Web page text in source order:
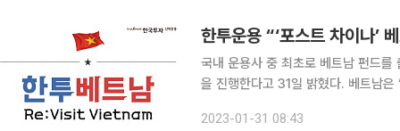
한투운용 “‘포스트 차이나’
국내 운용사 중 최초로 베트남 펀드
을 진행한다고 31일 밝혔다. 베트남은 ‘포스트 차이나(중국을 대체하는 새로운 글로벌 생산기지)’로
다. 지난해 경제성장률은 8%(베트남
2023-01-31 08:43